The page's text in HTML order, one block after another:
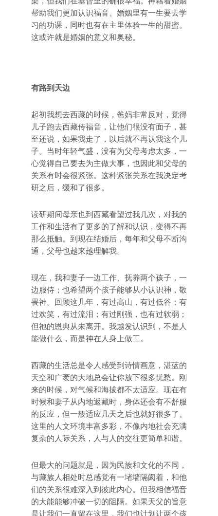
帮助我们更加认识福音。婚姻里有一生要去学
习的功课，同时也有在主里体验一生的甜蜜。
这或许就是婚姻的意义和奥秘。
有路到天边
起初我想去西藏的时候，爸妈非常反对，觉得
儿子跑去西藏传福音，让他们很没有面子，甚
至还说，如果我走了，以后就不再认我这个儿
子。当时年轻气盛，没有为父母考虑太多，一
心觉得自己要去为主做大事，也因此和父母的
关系有时会很紧张。这种紧张关系在我决定考
研之后，缓和了很多。
读研期间母亲也到西藏看望过我几次，对我的
工作和生活有了更多的了解和认识，变得不再
那么抵触。到现在结婚后，每年和父母不断沟
通，父母也越来越理解我。
现在，我和妻子一边工作、抚养两个孩子，一
边服侍；也希望两个孩子能够从小认识神，敬
畏神。回顾这几年，有过高山，有过低谷；有
过欢笑，有过流泪；有过刚强，也有过软弱；
但祂的恩典从未离开。我越发认识到，不是人
能做什么，而是神在人身上做工。
西藏的生活总是令人感受到诗情画意，湛蓝的
天空和广袤的大地总会让你放下很多忧愁。刚
来的时候，对气候和海拔都不太适应。现在有
时候和妻子从内地返藏时，身体还会有不舒服
的反应，但一般适应几天之后也就好很多了。
这里的人文环境丰富多彩，不像内地社会充满
复杂的人际关系，人与人的交往更简单和谐。
但最大的问题就是，因为民族和文化的不同，
与藏族人相处时总感觉有一堵墙隔阂着，和他
们的关系很难深入到彼此内心。但我相信福音
的大能能够冲破一切的阻隔。如果天父的旨意
是让我们一直留在这里，我们也计划让两个孩